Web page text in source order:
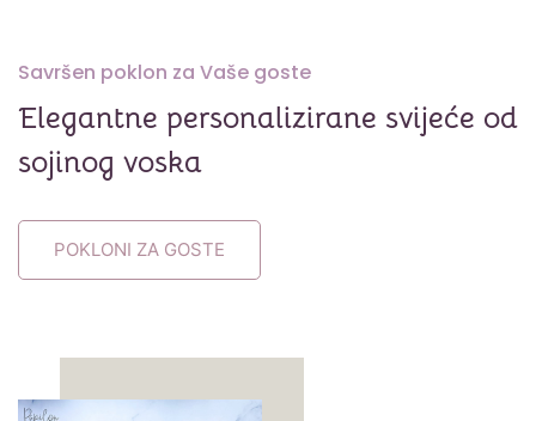
Savršen poklon za Vaše goste
Elegantne personalizirane svijeće od
sojinog voska
POKLONI ZA GOSTE